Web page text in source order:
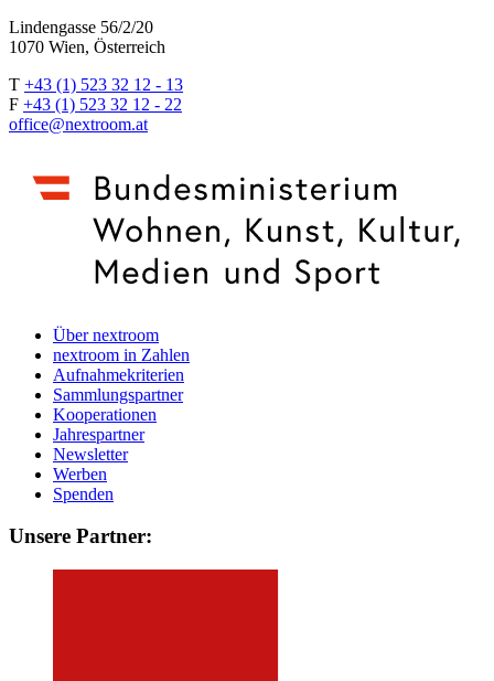
Lindengasse 56/2/20
1070 Wien, Österreich
T +43 (1) 523 32 12 - 13
F +43 (1) 523 32 12 - 22
office@nextroom.at
Über nextroom
nextroom in Zahlen
Aufnahmekriterien
Sammlungspartner
Kooperationen
Jahrespartner
Newsletter
Werben
Spenden
Unsere Partner: